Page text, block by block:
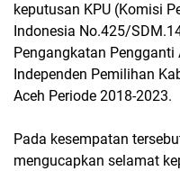
keputusan KPU (Komisi
Indonesia No.425/
Pengangkatan
Independen Pemilihan
Aceh Periode 2018-2023.
Pada kesempatan
mengucapkan selamat